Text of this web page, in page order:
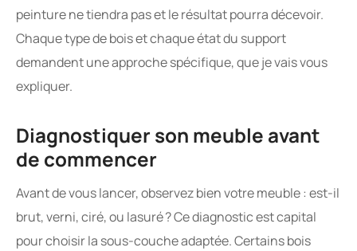
peinture ne tiendra pas et le résultat pourra décevoir.
Chaque type de bois et chaque état du support
demandent une approche spécifique, que je vais vous
expliquer.
Diagnostiquer son meuble avant
de commencer
Avant de vous lancer, observez bien votre meuble : est-il
brut, verni, ciré, ou lasuré ? Ce diagnostic est capital
pour choisir la sous-couche adaptée. Certains bois